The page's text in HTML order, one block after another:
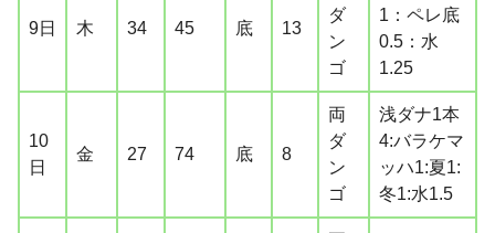
9日 木 34 45 底 13
ダ
ン
ゴ
1：ペレ底
0.5：水
1.25
10
日
金 27 74 底 8
両
ダ
ン
ゴ
浅ダナ1本
4:バラケマ
ッハ1:夏1:
冬1:水1.5